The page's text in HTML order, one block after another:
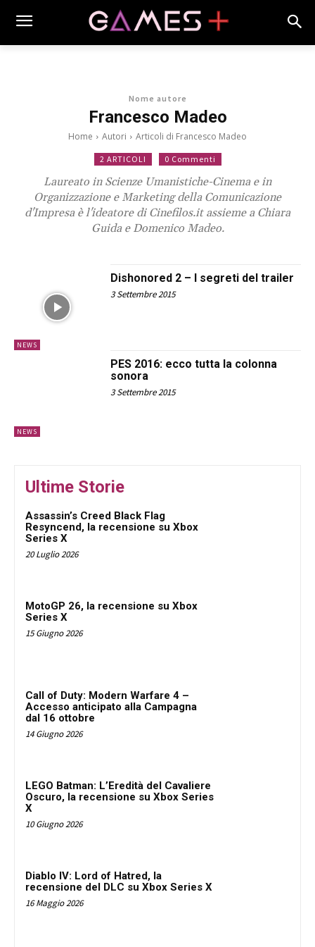
Nome autore
Francesco Madeo
Home Autori Articoli di Francesco Madeo
2 ARTICOLI 0 Commenti
Laureato in Scienze Umanistiche-Cinema e in
Organizzazione e Marketing della Comunicazione
d'Impresa è l'ideatore di Cinefilos.it assieme a Chiara
Guida e Domenico Madeo.
NEWS
Dishonored 2 – I segreti del trailer
3 Settembre 2015
NEWS
PES 2016: ecco tutta la colonna
sonora
3 Settembre 2015
Ultime Storie
Assassin’s Creed Black Flag
Resyncend, la recensione su Xbox
Series X
20 Luglio 2026
MotoGP 26, la recensione su Xbox
Series X
15 Giugno 2026
Call of Duty: Modern Warfare 4 –
Accesso anticipato alla Campagna
dal 16 ottobre
14 Giugno 2026
LEGO Batman: L’Eredità del Cavaliere
Oscuro, la recensione su Xbox Series
X
10 Giugno 2026
Diablo IV: Lord of Hatred, la
recensione del DLC su Xbox Series X
16 Maggio 2026